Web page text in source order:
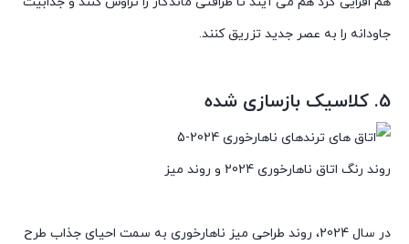
جاودانه را به عصر جدید تزریق کنند.
5. کلاسیک بازسازی شده
روند رنگ اتاق ناهارخوری 2024 و روند میز
در سال 2024، روند طراحی میز ناهارخوری به سمت احیای جذاب طرح